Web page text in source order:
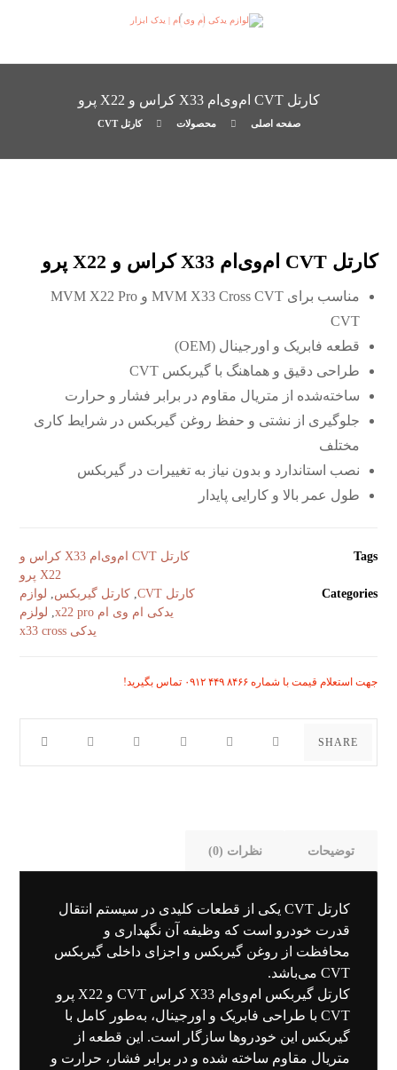
کارتل CVT ام‌وی‌ام X33 کراس و X22 پرو
صفحه اصلی محصولات کارتل CVT
کارتل CVT ام‌وی‌ام X33 کراس و X22 پرو
مناسب برای MVM X33 Cross CVT و MVM X22 Pro
CVT
قطعه فابریک و اورجینال (OEM)
طراحی دقیق و هماهنگ با گیربکس CVT
ساخته‌شده از متریال مقاوم در برابر فشار و حرارت
جلوگیری از نشتی و حفظ روغن گیربکس در شرایط کاری
مختلف
نصب استاندارد و بدون نیاز به تغییرات در گیربکس
طول عمر بالا و کارایی پایدار
Tags
کارتل CVT ام‌وی‌ام X33 کراس و
X22 پرو
Categories
کارتل CVT , کارتل گیربکس
لوازم
یدکی ام وی ام x22 pro
, لولزم
یدکی x33 cross
جهت استعلام قیمت با شماره ۸۴۶۶ ۴۴۹ ۰۹۱۲ تماس بگیرید!
توضیحات نظرات (0)
کارتل CVT یکی از قطعات کلیدی در سیستم انتقال
قدرت خودرو است که وظیفه آن نگهداری و
محافظت از روغن گیربکس و اجزای داخلی گیربکس
CVT می‌باشد.
کارتل گیربکس ام‌وی‌ام X33 کراس CVT و X22 پرو
CVT با طراحی فابریک و اورجینال، به‌طور کامل با
گیربکس این خودروها سازگار است. این قطعه از
متریال مقاوم ساخته شده و در برابر فشار، حرارت و